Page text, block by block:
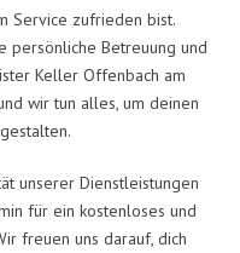
Service zufrieden bist.
persönliche Betreuung und
Keller Offenbach am
wir tun alles, um deinen
unserer Dienstleistungen
für ein kostenloses und
freuen uns darauf, dich